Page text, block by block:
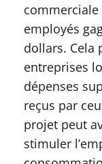
commerciale
employés
dollars. Cela
entreprises
dépenses
reçus par
projet peut
stimuler